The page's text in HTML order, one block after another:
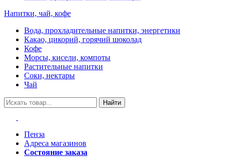
Напитки, чай, кофе
Вода, прохладительные напитки, энергетики
Какао, цикорий, горячий шоколад
Кофе
Морсы, кисели, компоты
Растительные напитки
Соки, нектары
Чай
Найти
Пенза
Адреса магазинов
Состояние заказа